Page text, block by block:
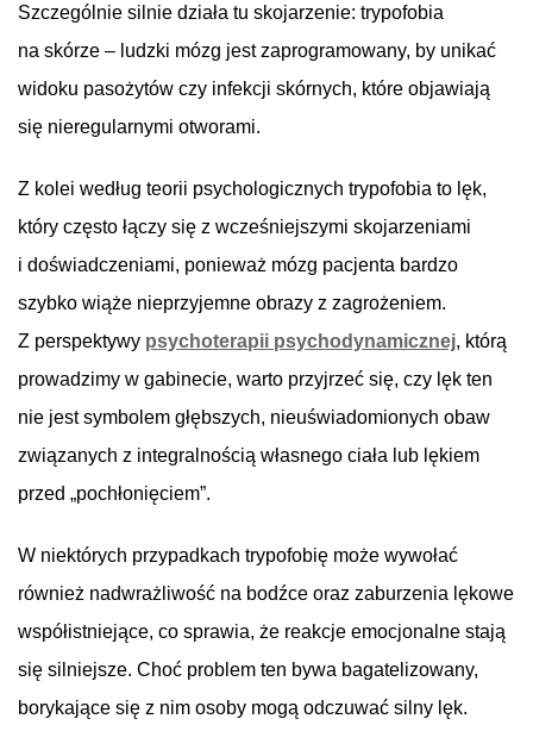
Szczególnie silnie działa tu skojarzenie: trypofobia
na skórze – ludzki mózg jest zaprogramowany, by unikać
widoku pasożytów czy infekcji skórnych, które objawiają
się nieregularnymi otworami.
Z kolei według teorii psychologicznych trypofobia to lęk,
który często łączy się z wcześniejszymi skojarzeniami
i doświadczeniami, ponieważ mózg pacjenta bardzo
szybko wiąże nieprzyjemne obrazy z zagrożeniem.
Z perspektywy psychoterapii psychodynamicznej, którą
prowadzimy w gabinecie, warto przyjrzeć się, czy lęk ten
nie jest symbolem głębszych, nieuświadomionych obaw
związanych z integralnością własnego ciała lub lękiem
przed „pochłonięciem”.
W niektórych przypadkach trypofobię może wywołać
również nadwrażliwość na bodźce oraz zaburzenia lękowe
współistniejące, co sprawia, że reakcje emocjonalne stają
się silniejsze. Choć problem ten bywa bagatelizowany,
borykające się z nim osoby mogą odczuwać silny lęk.